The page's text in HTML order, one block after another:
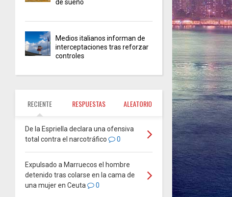
de sueño
Medios italianos informan de
interceptaciones tras reforzar
controles
RECIENTE RESPUESTAS ALEATORIO
De la Espriella declara una ofensiva
total contra el narcotráfico
0
Expulsado a Marruecos el hombre
detenido tras colarse en la cama de
una mujer en Ceuta
0